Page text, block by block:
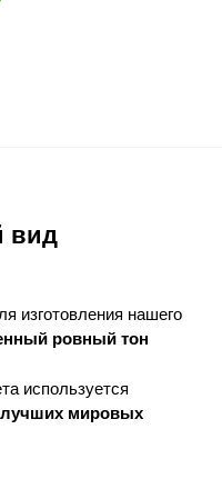
вид
изготовления нашего
ровный тон
используется
лучших мировых